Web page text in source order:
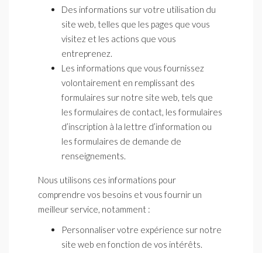
Des informations sur votre utilisation du
site web, telles que les pages que vous
visitez et les actions que vous
entreprenez.
Les informations que vous fournissez
volontairement en remplissant des
formulaires sur notre site web, tels que
les formulaires de contact, les formulaires
d’inscription à la lettre d’information ou
les formulaires de demande de
renseignements.
Nous utilisons ces informations pour
comprendre vos besoins et vous fournir un
meilleur service, notamment :
Personnaliser votre expérience sur notre
site web en fonction de vos intérêts.